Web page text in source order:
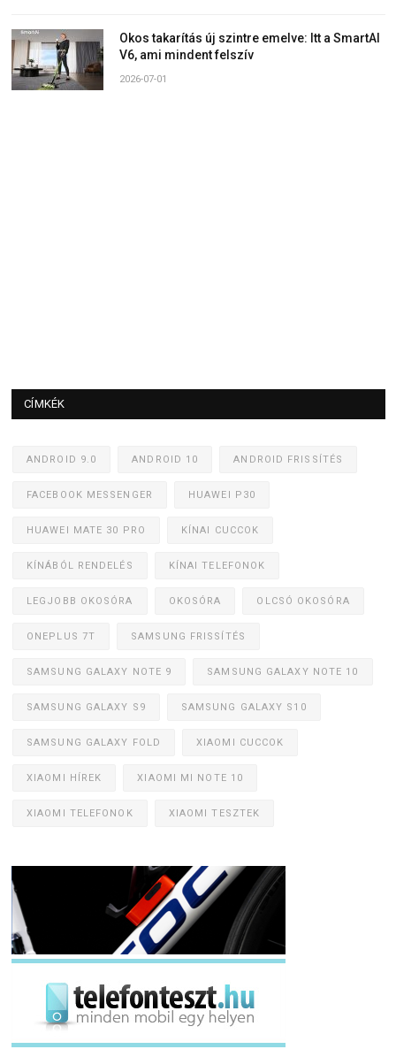
Okos takarítás új szintre emelve: Itt a SmartAI
V6, ami mindent felszív
2026-07-01
CÍMKÉK
ANDROID 9.0 ANDROID 10 ANDROID FRISSÍTÉS
FACEBOOK MESSENGER HUAWEI P30
HUAWEI MATE 30 PRO KÍNAI CUCCOK
KÍNÁBÓL RENDELÉS KÍNAI TELEFONOK
LEGJOBB OKOSÓRA OKOSÓRA OLCSÓ OKOSÓRA
ONEPLUS 7T SAMSUNG FRISSÍTÉS
SAMSUNG GALAXY NOTE 9 SAMSUNG GALAXY NOTE 10
SAMSUNG GALAXY S9 SAMSUNG GALAXY S10
SAMSUNG GALAXY FOLD XIAOMI CUCCOK
XIAOMI HÍREK XIAOMI MI NOTE 10
XIAOMI TELEFONOK XIAOMI TESZTEK